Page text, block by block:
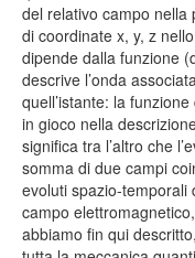
del relativo campo nella
di coordinate x, y, z
dipende dalla funzione
descrive l’onda
quell’istante: la
in gioco nella
significa tra l’altro che
somma di due campi
evoluti spazio-temporali
campo
abbiamo fin qui